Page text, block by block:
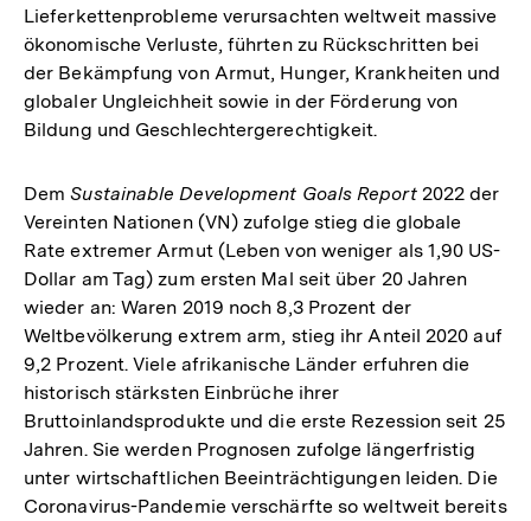
Lieferkettenprobleme verursachten weltweit massive
ökonomische Verluste, führten zu Rückschritten bei
der Bekämpfung von Armut, Hunger, Krankheiten und
globaler Ungleichheit sowie in der Förderung von
Bildung und Geschlechtergerechtigkeit.
DemSustainable Development Goals Report2022 der
Vereinten Nationen (VN) zufolge stieg die globale
Rate extremer Armut (Leben von weniger als 1,90 US-
Dollar am Tag) zum ersten Mal seit über 20 Jahren
wieder an: Waren 2019 noch 8,3 Prozent der
Weltbevölkerung extrem arm, stieg ihr Anteil 2020 auf
9,2 Prozent. Viele afrikanische Länder erfuhren die
historisch stärksten Einbrüche ihrer
Bruttoinlandsprodukte und die erste Rezession seit 25
Jahren. Sie werden Prognosen zufolge längerfristig
unter wirtschaftlichen Beeinträchtigungen leiden. Die
Coronavirus-Pandemie verschärfte so weltweit bereits